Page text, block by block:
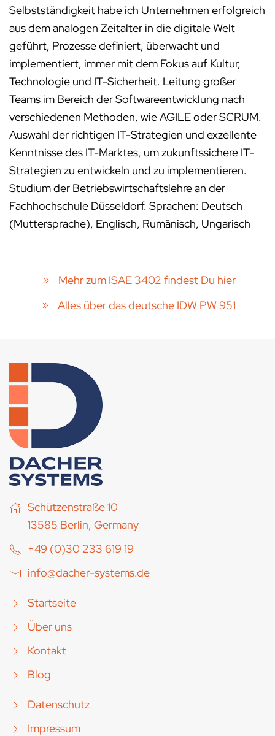
Selbstständigkeit habe ich Unternehmen erfolgreich
aus dem analogen Zeitalter in die digitale Welt
geführt, Prozesse definiert, überwacht und
implementiert, immer mit dem Fokus auf Kultur,
Technologie und IT-Sicherheit. Leitung großer
Teams im Bereich der Softwareentwicklung nach
verschiedenen Methoden, wie AGILE oder SCRUM.
Auswahl der richtigen IT-Strategien und exzellente
Kenntnisse des IT-Marktes, um zukunftssichere IT-
Strategien zu entwickeln und zu implementieren.
Studium der Betriebswirtschaftslehre an der
Fachhochschule Düsseldorf. Sprachen: Deutsch
(Muttersprache), Englisch, Rumänisch, Ungarisch
Mehr zum ISAE 3402 findest Du hier
Alles über das deutsche IDW PW 951
Schützenstraße 10
13585 Berlin, Germany
+49 (0)30 233 619 19
info@dacher-systems.de
Startseite
Über uns
Kontakt
Blog
Datenschutz
Impressum